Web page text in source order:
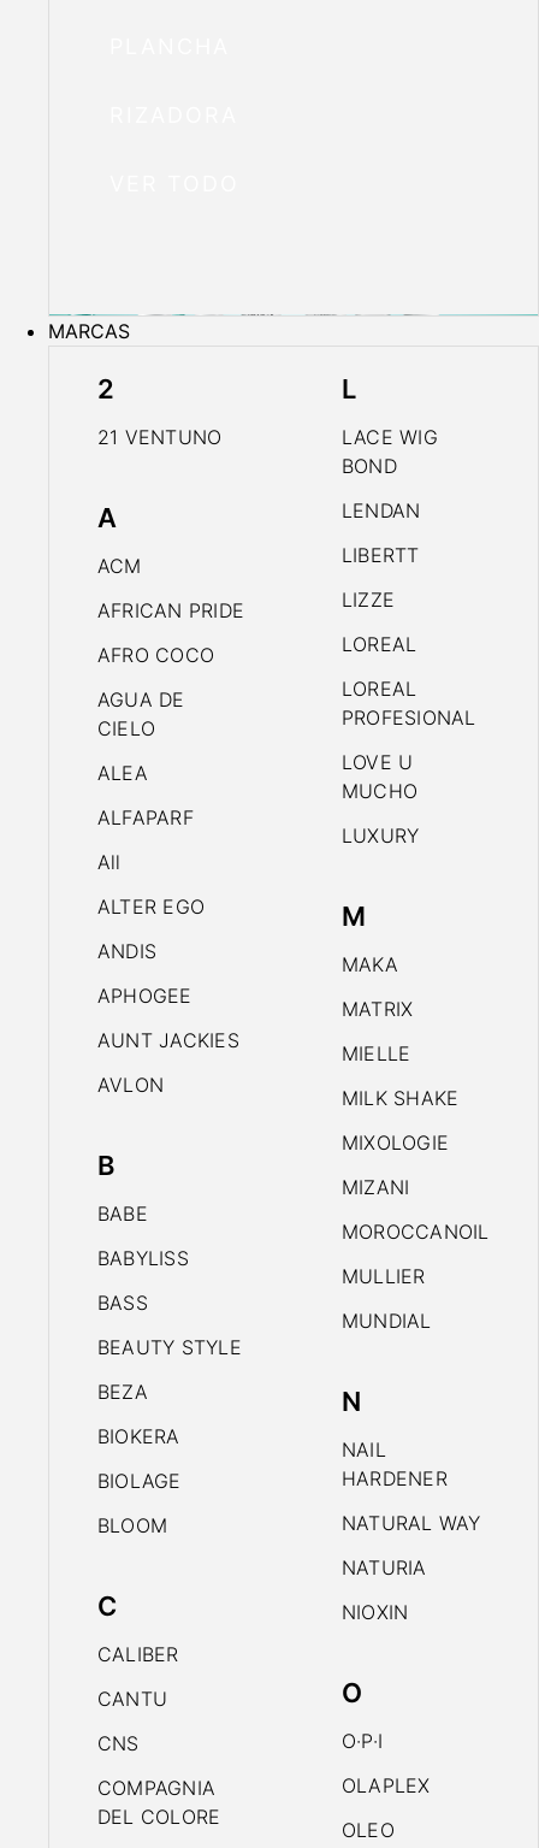
MARCAS
2
21 VENTUNO
A
ACM
AFRICAN PRIDE
AFRO COCO
AGUA DE
CIELO
ALEA
ALFAPARF
All
ALTER EGO
ANDIS
APHOGEE
AUNT JACKIES
AVLON
B
BABE
BABYLISS
BASS
BEAUTY STYLE
BEZA
BIOKERA
BIOLAGE
BLOOM
C
CALIBER
CANTU
CNS
COMPAGNIA
DEL COLORE
L
LACE WIG
BOND
LENDAN
LIBERTT
LIZZE
LOREAL
LOREAL
PROFESIONAL
LOVE U
MUCHO
LUXURY
M
MAKA
MATRIX
MIELLE
MILK SHAKE
MIXOLOGIE
MIZANI
MOROCCANOIL
MULLIER
MUNDIAL
N
NAIL
HARDENER
NATURAL WAY
NATURIA
NIOXIN
O
O·P·I
OLAPLEX
OLEO